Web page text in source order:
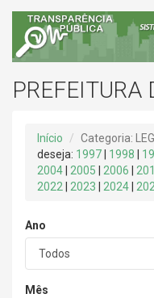
PREFEITURA
Início Categoria:
deseja: 1997 1998
2004
2005 2006
2022
2023 2024
Ano
Mês